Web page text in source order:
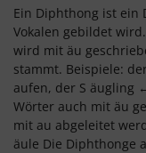
Ein Diphthong ist ein
Vokalen gebildet
wird mit äu
stammt. Beispiele:
aufen, der S äugling
Wörter auch mit äu
mit au abgeleitet
äule Die Diphthonge